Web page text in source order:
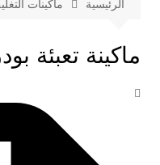
الرئيسية ماكينات
ماكينة تعبئة